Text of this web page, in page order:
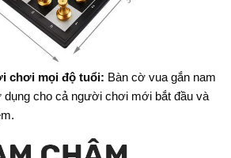
chơi mọi độ tuổi: Bàn cờ vua gắn nam
cho cả người chơi mới bắt đầu và